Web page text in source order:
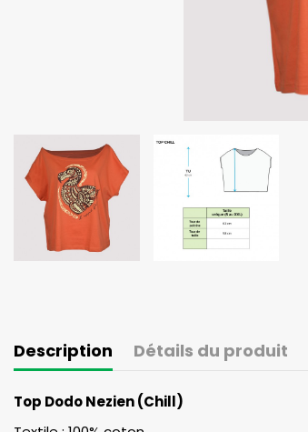
Description Détails du produit
Top Dodo Nezien (Chill)